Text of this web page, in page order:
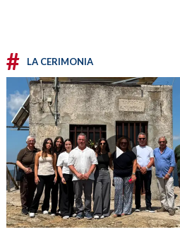
# LA CERIMONIA